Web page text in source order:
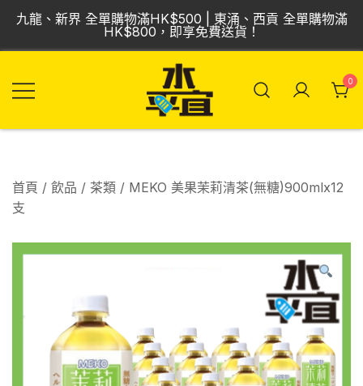
Skip
content
九龍、新界 全單購物滿HK$500 | 東涌、西貢 全單購物滿
HK$800，即享免費送貨！
酒、食品
0
首頁 / 飲品 / 茶類 / MEKO 美果茉莉清茶(無糖)900mlx12
支